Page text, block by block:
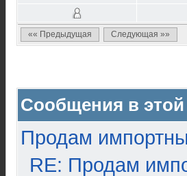
«« Предыдущая Следующая »»
Сообщения в этой
Продам
RE: Продам